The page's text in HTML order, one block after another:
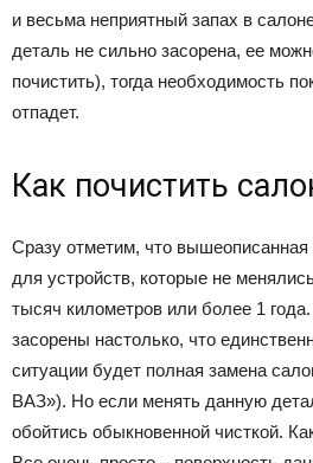
и весьма неприятный запах в
деталь не сильно засорена, ее
почистить), тогда необходимость
отпадет.
Как почистить
Сразу отметим, что
для устройств, которые не
тысяч километров или более 1
засорены настолько, что
ситуации будет полная замена
ВАЗ»). Но если менять данную
обойтись обыкновенной чисткой.